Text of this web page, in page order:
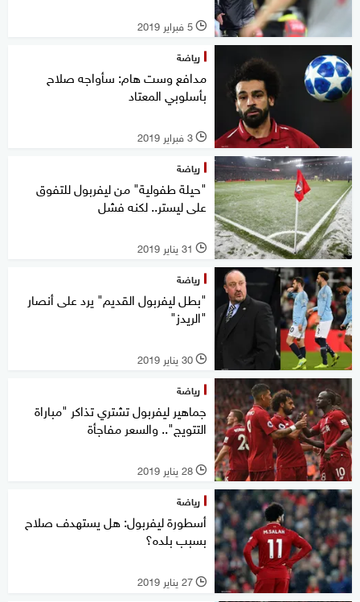
l 5 فبراير 2019
رياضة
مدافع وست هام: سأواجه صلاح
بأسلوبي المعتاد
l 3 فبراير 2019
رياضة
"حيلة طفولية" من ليفربول للتفوق
على ليستر.. لكنه فشل
l 31 يناير 2019
رياضة
"بطل ليفربول القديم" يرد على أنصار
"الريدز"
l 30 يناير 2019
رياضة
جماهير ليفربول تشتري تذاكر "مباراة
التتويج".. والسعر مفاجأة
l 28 يناير 2019
رياضة
أسطورة ليفربول: هل يستهدف صلاح
بسبب بلده؟
l 27 يناير 2019